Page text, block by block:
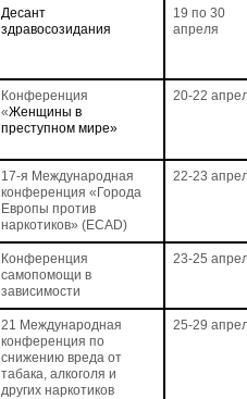
Десант
здравосозидания
19 по 30
апреля
Конференция
«Женщины в
преступном мире»
20-22
17-я Международная
конференция «Города
Европы против
наркотиков» (ECAD)
22-23
Конференция
самопомощи в
зависимости
23-25
21 Международная
конференция по
снижению вреда от
табака, алкоголя и
других наркотиков
25-29